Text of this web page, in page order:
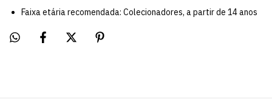
Faixa etária recomendada: Colecionadores, a partir de 14 anos